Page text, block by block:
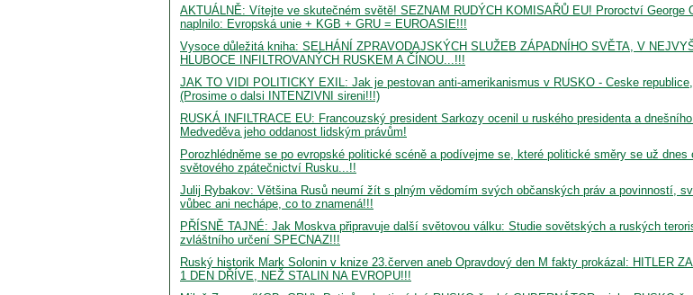
AKTUÁLNĚ: Vítejte ve skutečném světě! SEZNAM RUDÝCH KOMISAŘŮ EU! Proroctví George
naplnilo: Evropská unie + KGB + GRU = EUROASIE!!!
Vysoce důležitá kniha: SELHÁNÍ ZPRAVODAJSKÝCH SLUŽEB ZÁPADNÍHO SVĚTA, V
HLUBOCE INFILTROVANÝCH RUSKEM A ČÍNOU...!!!
JAK TO VIDI POLITICKY EXIL: Jak je pestovan anti-amerikanismus v RUSKO - Ceske
(Prosime o dalsi INTENZIVNI sireni!!!)
RUSKÁ INFILTRACE EU: Francouzský president Sarkozy ocenil u ruského presidenta a
Medveděva jeho oddanost lidským právům!
Porozhlédněme se po evropské politické scéně a podívejme se, které politické směry se už
světového zpátečnictví Rusku...!!
Julij Rybakov: Většina Rusů neumí žít s plným vědomím svých občanských práv a povinností,
vůbec ani nechápe, co to znamená!!!
PŘÍSNĚ TAJNÉ: Jak Moskva připravuje další světovou válku: Studie sovětských a ruských
zvláštního určení SPECNAZ!!!
Ruský historik Mark Solonin v knize 23.červen aneb Opravdový den M fakty prokázal: HITLER
1 DEN DŘÍVE, NEŽ STALIN NA EVROPU!!!